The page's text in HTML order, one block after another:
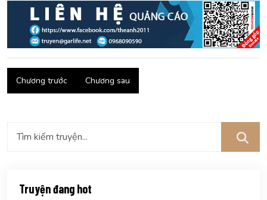
Chương trước Chương sau
Truyện đang hot